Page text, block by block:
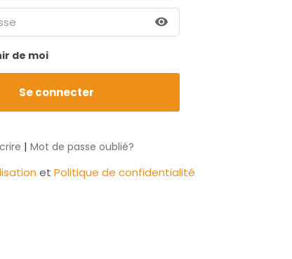
visibility
de moi
| Mot de passe oublié?
et Politique de confidentialité